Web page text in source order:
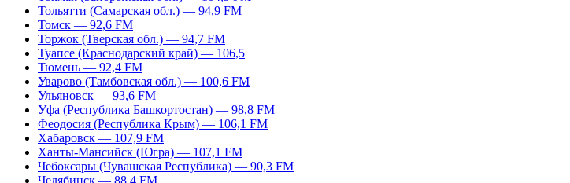
Тольятти (Самарская обл.) — 94,9 FM
Томск — 92,6 FM
Торжок (Тверская обл.) — 94,7 FM
Туапсе (Краснодарский край) — 106,5
Тюмень — 92,4 FM
Уварово (Тамбовская обл.) — 100,6 FM
Ульяновск — 93,6 FM
Уфа (Республика Башкортостан) — 98,8 FM
Феодосия (Республика Крым) — 106,1 FM
Хабаровск — 107,9 FM
Ханты-Мансийск (Югра) — 107,1 FM
Чебоксары (Чувашская Республика) — 90,3 FM
Челябинск — 88,4 FM